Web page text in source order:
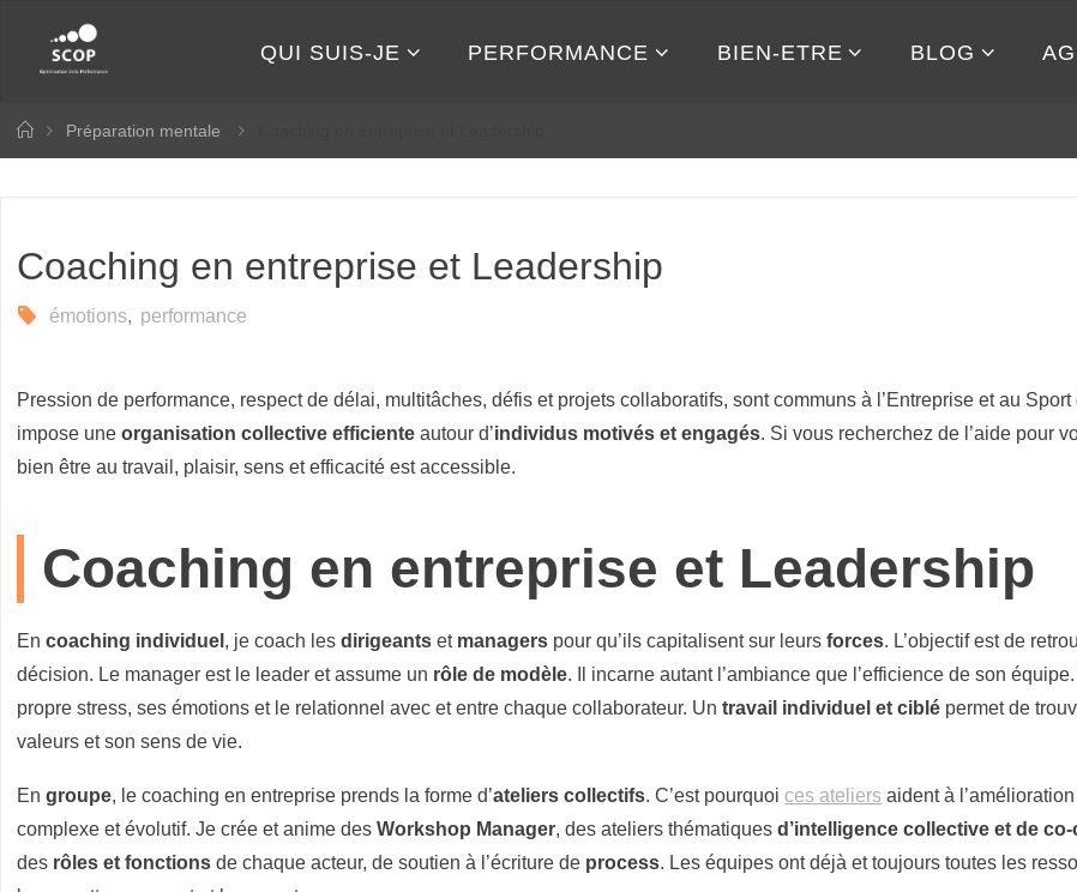
É
R
T
O
N
E
N
T
A
L
E
QUI SUIS-JE PERFORMANCE BIEN-ETRE BLOG
HomePréparation mentale
Coaching en entreprise et Leadership
émotions, performance
Pression de performance, respect de délai, multitâches, défis et projets collaboratifs, sont communs à l’Entreprise et au
impose uneorganisation collective efficiente autour d’individus motivés et engagés. Si vous recherchez de l’aide pour
bien être au travail, plaisir, sens et efficacité est accessible.
Coaching en entreprise et Leadership
Encoaching individuel , je coach lesdirigeants et managers pour qu’ils capitalisent sur leursforces. L’objectif est de
décision. Le manager est le leader et assume un rôle de modèle. Il incarne autant l’ambiance que l’efficience de son
propre stress, ses émotions et le relationnel avec et entre chaque collaborateur. Untravail individuel et ciblé permet de
valeurs et son sens de vie.
Engroupe, le coaching en entreprise prends la forme d’ateliers collectifs. C’est pourquoices ateliers aident à
complexe et évolutif. Je crée et anime desWorkshop Manager, des ateliers thématiquesd’intelligence collective et de
des rôles et fonctions de chaque acteur, de soutien à l’écriture de process. Les équipes ont déjà et toujours toutes les